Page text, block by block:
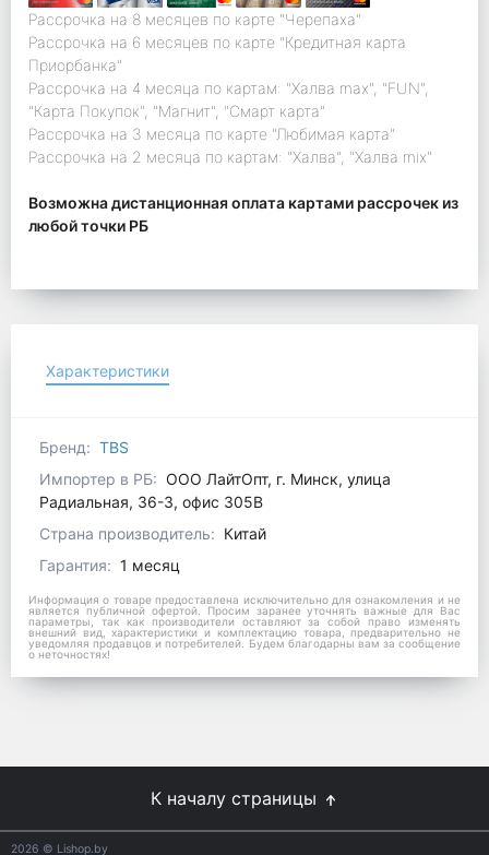
Рассрочка на 8 месяцев по карте "Черепаха"
Рассрочка на 6 месяцев по карте "Кредитная карта
Приорбанка"
Рассрочка на 4 месяца по картам: "Халва max", "FUN",
"Карта Покупок", "Магнит", "Смарт карта"
Рассрочка на 3 месяца по карте "Любимая карта"
Рассрочка на 2 месяца по картам: "Халва", "Халва mix"
Возможна дистанционная оплата картами рассрочек из
любой точки РБ
Характеристики
Бренд: TBS
Импортер в РБ: ООО ЛайтОпт, г. Минск, улица
Радиальная, 36-3, офис 305В
Страна производитель: Китай
Гарантия: 1 месяц
Информация о товаре предоставлена исключительно для ознакомления и не
является публичной офертой. Просим заранее уточнять важные для Вас
параметры, так как производители оставляют за собой право изменять
внешний вид, характеристики и комплектацию товара, предварительно не
уведомляя продавцов и потребителей. Будем благодарны вам за сообщение
о неточностях!
К началу страницы
2026 © Lishop.by